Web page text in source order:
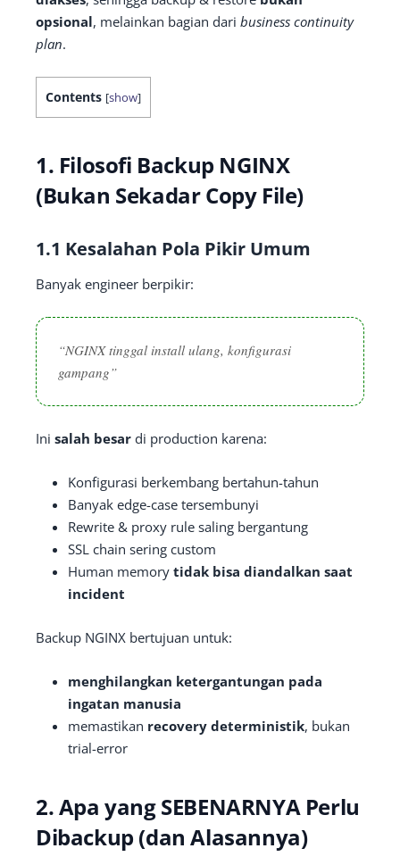
opsional, melainkan bagian dari business continuity
plan.
Contents [show]
1. Filosofi Backup NGINX
(Bukan Sekadar Copy File)
1.1 Kesalahan Pola Pikir Umum
Banyak engineer berpikir:
“NGINX tinggal install ulang, konfigurasi
gampang”
Ini salah besar di production karena:
Konfigurasi berkembang bertahun-tahun
Banyak edge-case tersembunyi
Rewrite & proxy rule saling bergantung
SSL chain sering custom
Human memory tidak bisa diandalkan saat
incident
Backup NGINX bertujuan untuk:
menghilangkan ketergantungan pada
ingatan manusia
memastikan recovery deterministik, bukan
trial-error
2. Apa yang SEBENARNYA Perlu
Dibackup (dan Alasannya)